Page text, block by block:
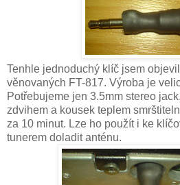
Tenhle jednoduchý klíč jsem
věnovaných FT-817. Výroba je
Potřebujeme jen 3.5mm stereo
zdvihem a kousek teplem
za 10 minut. Lze ho použít i ke
tunerem doladit anténu.